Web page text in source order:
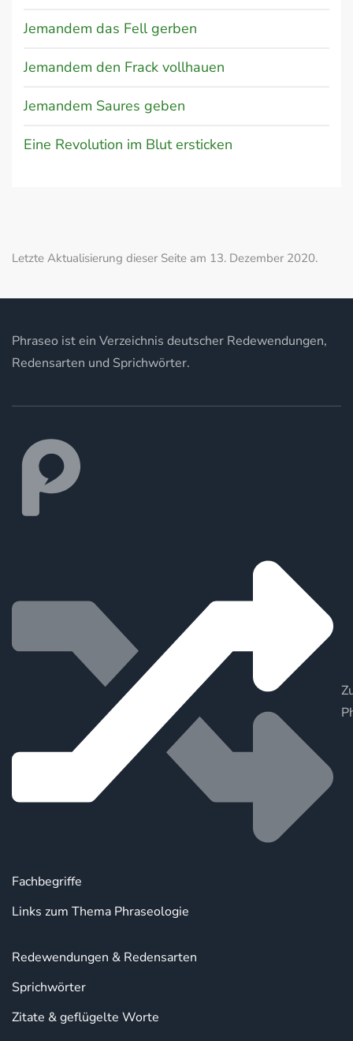
Jemandem das Fell gerben
Jemandem den Frack vollhauen
Jemandem Saures geben
Eine Revolution im Blut ersticken
Letzte Aktualisierung dieser Seite am 13. Dezember 2020.
Phraseo ist ein Verzeichnis deutscher Redewendungen,
Redensarten und Sprichwörter.
Fachbegriffe
Links zum Thema Phraseologie
Redewendungen & Redensarten
Sprichwörter
Zitate & geflügelte Worte